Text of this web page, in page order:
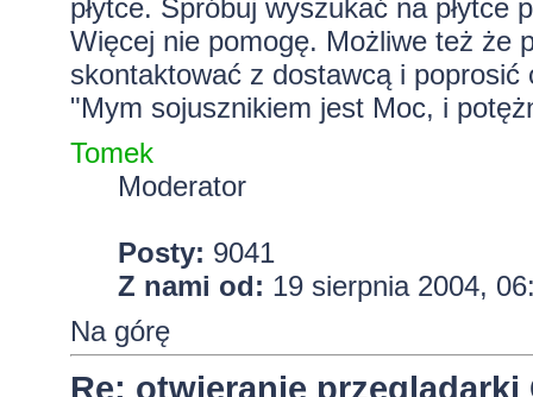
płytce. Spróbuj wyszukać na
Więcej nie pomogę. Możliwe też że
skontaktować z dostawcą i poprosić
"Mym sojusznikiem jest Moc, i
Tomek
Moderator
Posty: 9041
Z nami od: 19 sierpnia 2004,
Na górę
Re: otwieranie przegladarki